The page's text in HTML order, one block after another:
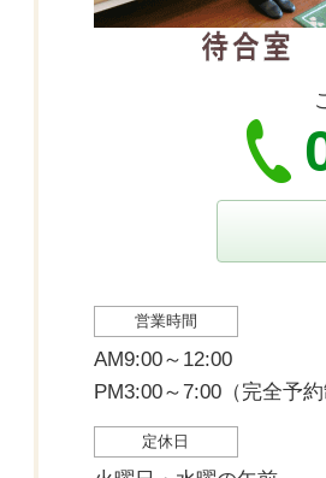
営業時間
AM9:00～12:00
PM3:00～7:00（完全予約
定休日